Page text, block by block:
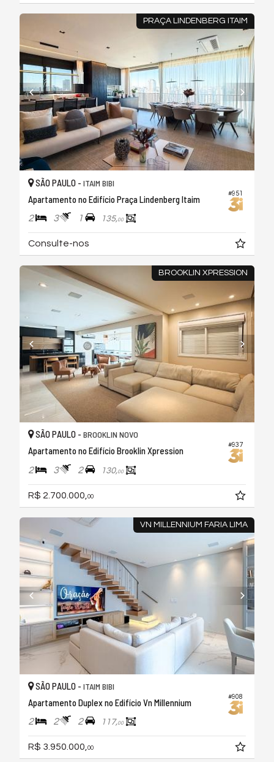
PRAÇA LINDENBERG ITAIM
#951
SÃO PAULO - ITAIM BIBI
Apartamento no Edifício Praça Lindenberg Itaim
2 3 1 135,00
Consulte-nos
BROOKLIN XPRESSION
#937
SÃO PAULO - BROOKLIN NOVO
Apartamento no Edifício Brooklin Xpression
2 3 2 130,00
R$ 2.700.000, 00
VN MILLENNIUM FARIA LIMA
#908
SÃO PAULO - ITAIM BIBI
Apartamento Duplex no Edifício Vn Millennium
2 2 2 117,00
R$ 3.950.000, 00